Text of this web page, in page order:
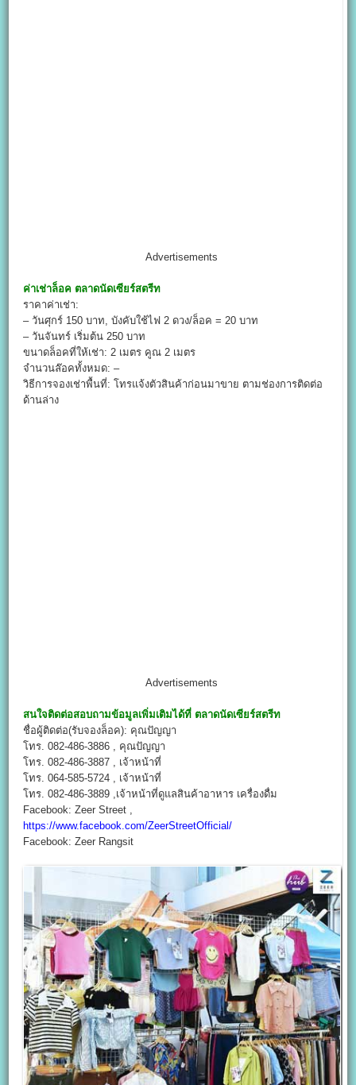
Advertisements
ค่าเช่าล็อค ตลาดนัดเซียร์สตรีท
ราคาค่าเช่า:
– วันศุกร์ 150 บาท, บังคับใช้ไฟ 2 ดวง/ล็อค = 20 บาท
– วันจันทร์ เริ่มต้น 250 บาท
ขนาดล็อคที่ให้เช่า: 2 เมตร คูณ 2 เมตร
จำนวนล๊อคทั้งหมด: –
วิธีการจองเช่าพื้นที่: โทรแจ้งตัวสินค้าก่อนมาขาย ตามช่องการติดต่อ
ด้านล่าง
Advertisements
สนใจติดต่อสอบถามข้อมูลเพิ่มเติมได้ที่ ตลาดนัดเซียร์สตรีท
ชื่อผู้ติดต่อ(รับจองล็อค): คุณปัญญา
โทร. 082-486-3886 , คุณปัญญา
โทร. 082-486-3887 , เจ้าหน้าที่
โทร. 064-585-5724 , เจ้าหน้าที่
โทร. 082-486-3889 ,เจ้าหน้าที่ดูแลสินค้าอาหาร เครื่องดื่ม
Facebook: Zeer Street ,
https://www.facebook.com/ZeerStreetOfficial/
Facebook: Zeer Rangsit